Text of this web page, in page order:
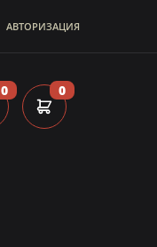
АВТОРИЗАЦИЯ
0
0